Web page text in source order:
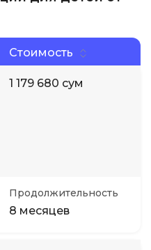
Стоимость
1 179 680 сум
Продолжительность
8 месяцев